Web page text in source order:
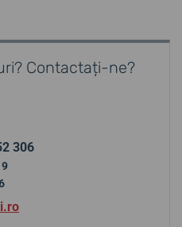
Contactați-ne?
306